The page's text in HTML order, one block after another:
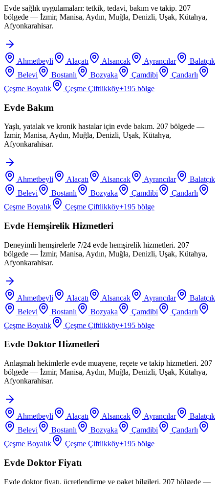
Evde sağlık uygulamaları: tetkik, tedavi, bakım ve takip. 207
bölgede — İzmir, Manisa, Aydın, Muğla, Denizli, Uşak, Kütahya,
Afyonkarahisar.
Ahmetbeyli Alaçatı Alsancak Ayrancılar
Balatçık
Belevi
Bostanlı Bozyaka Çamdibi
Çandarlı
Çeşme Boyalık
Çeşme Çiftlikköy+195 bölge
Evde Bakım
Yaşlı, yatalak ve kronik hastalar için evde bakım. 207 bölgede —
İzmir, Manisa, Aydın, Muğla, Denizli, Uşak, Kütahya,
Afyonkarahisar.
Ahmetbeyli Alaçatı Alsancak Ayrancılar
Balatçık
Belevi
Bostanlı Bozyaka Çamdibi
Çandarlı
Çeşme Boyalık
Çeşme Çiftlikköy+195 bölge
Evde Hemşirelik Hizmetleri
Deneyimli hemşirelerle 7/24 evde hemşirelik hizmetleri. 207
bölgede — İzmir, Manisa, Aydın, Muğla, Denizli, Uşak, Kütahya,
Afyonkarahisar.
Ahmetbeyli Alaçatı Alsancak Ayrancılar
Balatçık
Belevi
Bostanlı Bozyaka Çamdibi
Çandarlı
Çeşme Boyalık
Çeşme Çiftlikköy+195 bölge
Evde Doktor Hizmetleri
Anlaşmalı hekimlerle evde muayene, reçete ve takip hizmetleri. 207
bölgede — İzmir, Manisa, Aydın, Muğla, Denizli, Uşak, Kütahya,
Afyonkarahisar.
Ahmetbeyli Alaçatı Alsancak Ayrancılar
Balatçık
Belevi
Bostanlı Bozyaka Çamdibi
Çandarlı
Çeşme Boyalık
Çeşme Çiftlikköy+195 bölge
Evde Doktor Fiyatı
Evde doktor fiyatı, ücretlendirme ve paket bilgileri. 207 bölgede —